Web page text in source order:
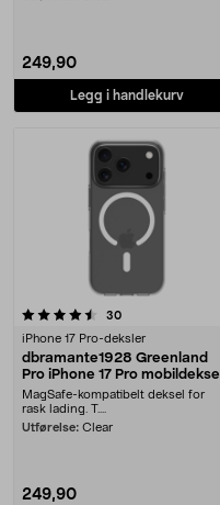
249,90
Legg i handlekurv
30anmeldelser
iPhone 17 Pro-deksler
dbramante1928 Greenland
Pro iPhone 17 Pro mobildeksel
MagSafe-kompatibelt deksel for
rask lading. T....
Utførelse: Clear
249,90
4.5 av 5 stjerner